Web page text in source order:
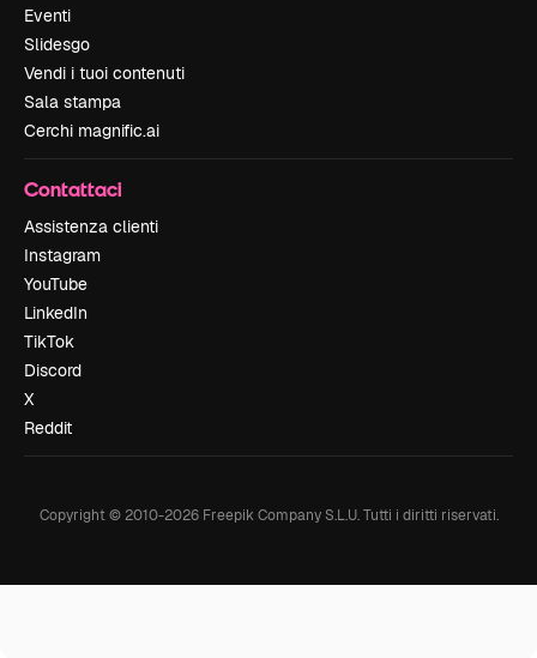
Eventi
Slidesgo
Vendi i tuoi contenuti
Sala stampa
Cerchi magnific.ai
Contattaci
Assistenza clienti
Instagram
YouTube
LinkedIn
TikTok
Discord
X
Reddit
Copyright © 2010-2026Freepik Company S.L.U. Tutti i diritti riservati.